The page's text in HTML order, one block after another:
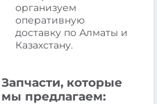
организуем
оперативную
доставку по Алматы и
Казахстану.
Запчасти, которые
мы предлагаем: